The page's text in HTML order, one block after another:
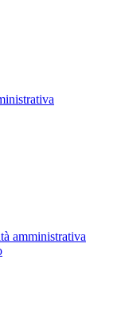
amministrativa